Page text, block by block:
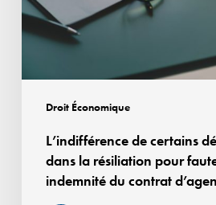
Droit Économique
la
résiliation
faute
grave
indemnité
L’indifférence de certains
dans la résiliation pour
indemnité du contrat